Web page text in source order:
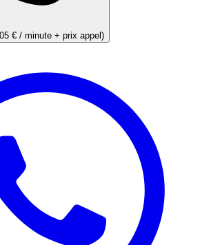
€ / minute + prix appel)